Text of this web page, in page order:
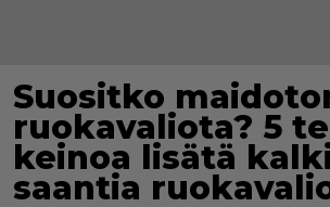
Suositko
ruokavaliota? 5
keinoa lisätä
saantia